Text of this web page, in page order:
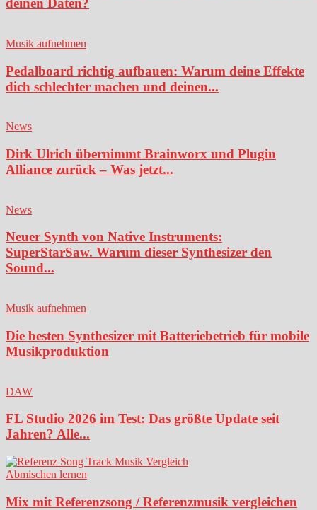
deinen Daten?
Musik aufnehmen
Pedalboard richtig aufbauen: Warum deine Effekte
dich schlechter machen und deinen...
News
Dirk Ulrich übernimmt Brainworx und Plugin
Alliance zurück – Was jetzt...
News
Neuer Synth von Native Instruments:
SuperStarSaw. Warum dieser Synthesizer den
Sound...
Musik aufnehmen
Die besten Synthesizer mit Batteriebetrieb für mobile
Musikproduktion
DAW
FL Studio 2026 im Test: Das größte Update seit
Jahren? Alle...
Abmischen lernen
Mix mit Referenzsong / Referenzmusik vergleichen